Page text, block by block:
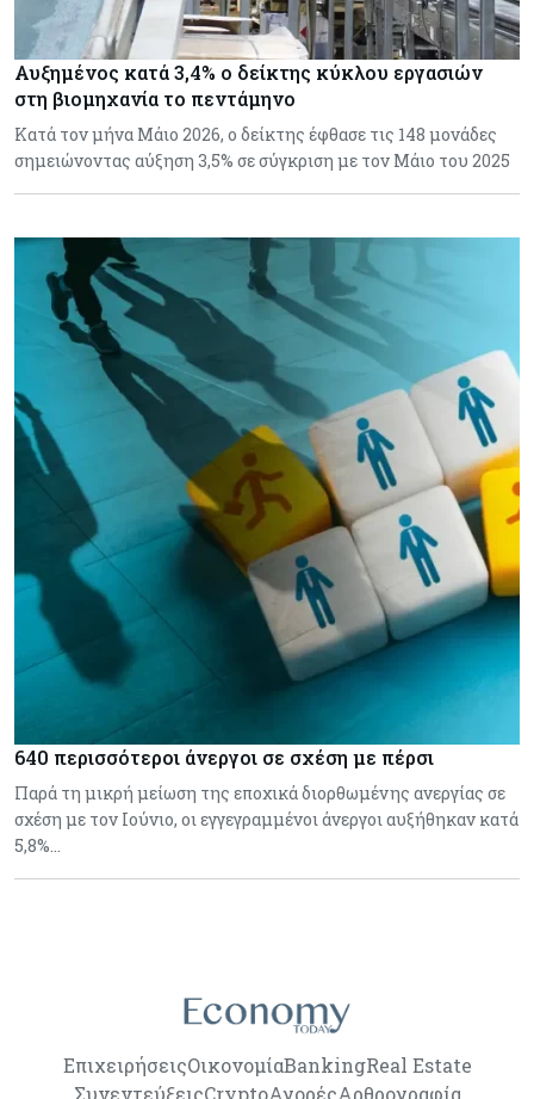
Αυξημένος κατά 3,4% ο δείκτης κύκλου εργασιών
στη βιομηχανία το πεντάμηνο
Κατά τον μήνα Μάιο 2026, ο δείκτης έφθασε τις 148 μονάδες
σημειώνοντας αύξηση 3,5% σε σύγκριση με τον Μάιο του 2025
640 περισσότεροι άνεργοι σε σχέση με πέρσι
Παρά τη μικρή μείωση της εποχικά διορθωμένης ανεργίας σε
σχέση με τον Ιούνιο, οι εγγεγραμμένοι άνεργοι αυξήθηκαν κατά
5,8%…
ΕπιχειρήσειςΟικονομίαBankingReal Estate
ΣυνεντεύξειςCryptoΑγορέςΑρθρογραφία